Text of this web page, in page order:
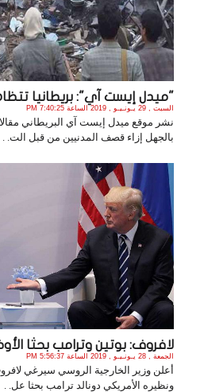
"ميدل إيست آي": بريطانيا
السبت , 29 يـونـيـو , 2019 الساعة 7:40:25 PM
نشر موقع ميدل إيست آي البريطاني مقالا
بالجهل إزاء قصف المدنيين من قبل الت. .
لافروف: بوتين وترامب بحثا
الجمعة , 28 يـونـيـو , 2019 الساعة 5:56:37 PM
أعلن وزير الخارجية الروسي سيرغي
ونظيره الأمريكي دونالد ترامب بحثا عل. .